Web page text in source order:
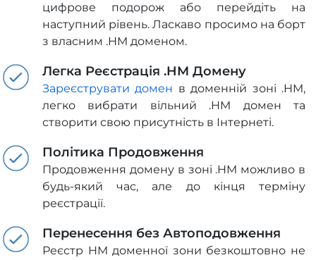
цифрове подорож або перейдіть на
наступний рівень. Ласкаво просимо на борт
з власним .HM доменом.
Легка Реєстрація .HM Домену
Зареєструвати домен в доменній зоні .HM,
легко вибрати вільний .HM домен та
створити свою присутність в Інтернеті.
Політика Продовження
Продовження домену в зоні .HM можливо в
будь-який час, але до кінця терміну
реєстрації.
Перенесення без Автоподовження
Реєстр HM доменної зони безкоштовно не